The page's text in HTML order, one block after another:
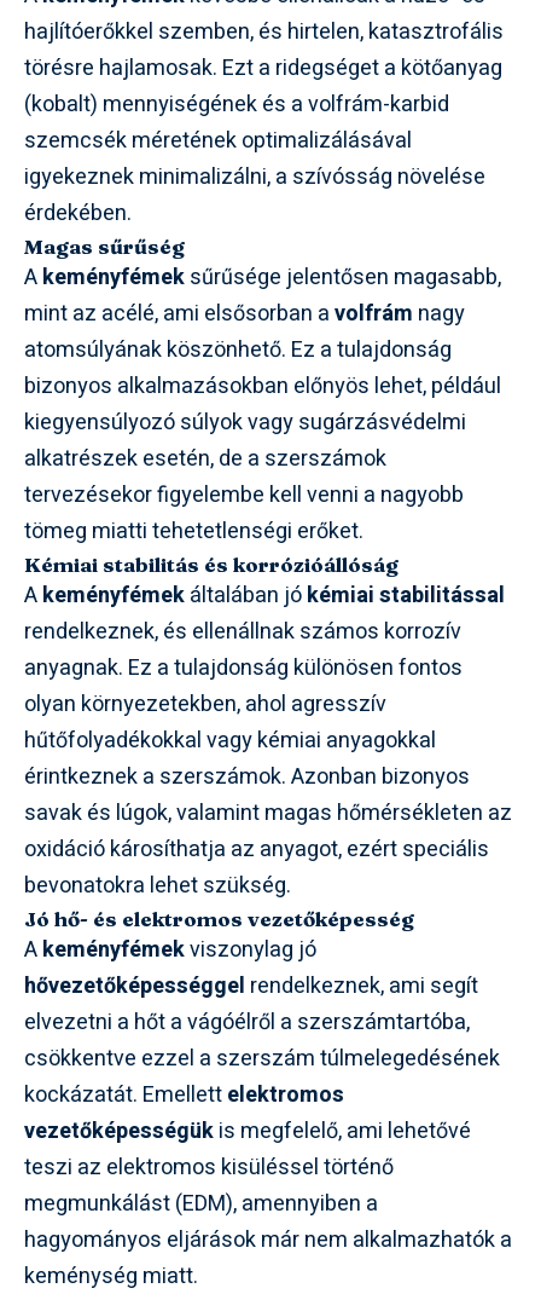
hajlítóerőkkel szemben, és hirtelen, katasztrofális
törésre hajlamosak. Ezt a ridegséget a kötőanyag
(kobalt) mennyiségének és a volfrám-karbid
szemcsék méretének optimalizálásával
igyekeznek minimalizálni, a szívósság növelése
érdekében.
Magas sűrűség
Akeményfémeksűrűsége jelentősen magasabb,
mint az acélé, ami elsősorban avolfrám nagy
atomsúlyának köszönhető. Ez a tulajdonság
bizonyos alkalmazásokban előnyös lehet, például
kiegyensúlyozó súlyok vagy sugárzásvédelmi
alkatrészek esetén, de a szerszámok
tervezésekor figyelembe kell venni a nagyobb
tömeg miatti tehetetlenségi erőket.
Kémiai stabilitás és korrózióállóság
Akeményfémekáltalában jókémiai stabilitással
rendelkeznek, és ellenállnak számos korrozív
anyagnak. Ez a tulajdonság különösen fontos
olyan környezetekben, ahol agresszív
hűtőfolyadékokkal vagy kémiai anyagokkal
érintkeznek a szerszámok. Azonban bizonyos
savak és lúgok, valamint magas hőmérsékleten az
oxidáció károsíthatja az anyagot, ezért speciális
bevonatokra lehet szükség.
Jó hő- és elektromos vezetőképesség
Akeményfémekviszonylag jó
hővezetőképességgel rendelkeznek, ami segít
elvezetni a hőt a vágóélről a szerszámtartóba,
csökkentve ezzel a szerszám túlmelegedésének
kockázatát. Emellettelektromos
vezetőképességükis megfelelő, ami lehetővé
teszi az elektromos kisüléssel történő
megmunkálást (EDM), amennyiben a
hagyományos eljárások már nem alkalmazhatók a
keménység miatt.